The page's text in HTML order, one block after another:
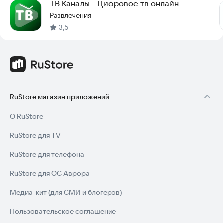
ТВ Каналы - Цифровое тв онлайн
Развлечения
3,5
RuStore магазин приложений
О RuStore
RuStore для TV
RuStore для телефона
RuStore для ОС Аврора
Медиа-кит (для СМИ и блогеров)
Пользовательское соглашение